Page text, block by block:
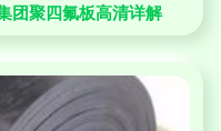
团聚四氟板高清详解